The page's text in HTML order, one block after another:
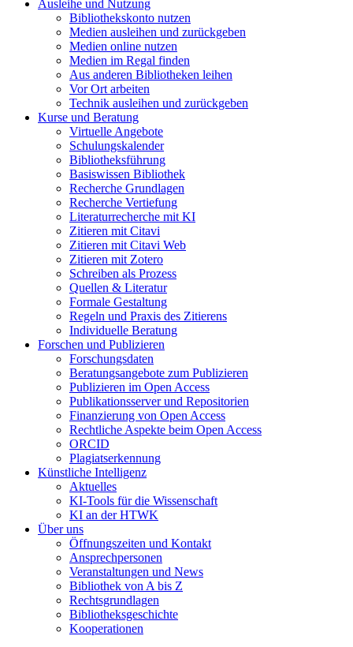
Ausleihe und Nutzung
Bibliothekskonto nutzen
Medien ausleihen und zurückgeben
Medien online nutzen
Medien im Regal finden
Aus anderen Bibliotheken leihen
Vor Ort arbeiten
Technik ausleihen und zurückgeben
Kurse und Beratung
Virtuelle Angebote
Schulungskalender
Bibliotheksführung
Basiswissen Bibliothek
Recherche Grundlagen
Recherche Vertiefung
Literaturrecherche mit KI
Zitieren mit Citavi
Zitieren mit Citavi Web
Zitieren mit Zotero
Schreiben als Prozess
Quellen & Literatur
Formale Gestaltung
Regeln und Praxis des Zitierens
Individuelle Beratung
Forschen und Publizieren
Forschungsdaten
Beratungsangebote zum Publizieren
Publizieren im Open Access
Publikationsserver und Repositorien
Finanzierung von Open Access
Rechtliche Aspekte beim Open Access
ORCID
Plagiatserkennung
Künstliche Intelligenz
Aktuelles
KI-Tools für die Wissenschaft
KI an der HTWK
Über uns
Öffnungszeiten und Kontakt
Ansprechpersonen
Veranstaltungen und News
Bibliothek von A bis Z
Rechtsgrundlagen
Bibliotheksgeschichte
Kooperationen